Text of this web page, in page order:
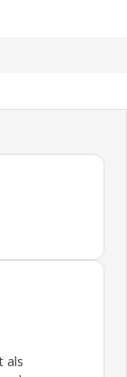
beoordelingen:
als